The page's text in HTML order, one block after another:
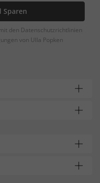
Sparen
den Datenschutzrichtlinien
von Ulla Popken